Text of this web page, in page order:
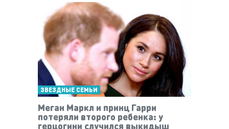
ЗВЕЗДНЫЕ СЕМЬИ
Меган Маркл и принц Гарри
потеряли второго ребенка: у
герцогини случился выкидыш